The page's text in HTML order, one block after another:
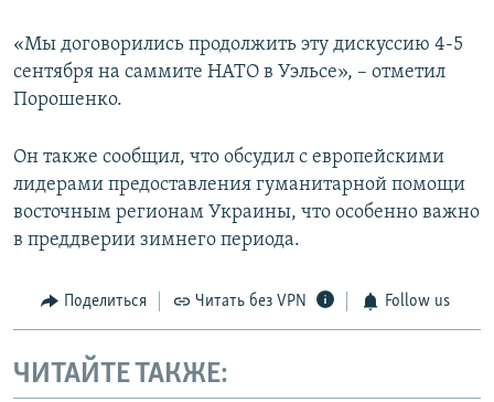
«Мы договорились продолжить эту дискуссию 4-5
сентября на саммите НАТО в Уэльсе», – отметил
Порошенко.
Он также сообщил, что обсудил с европейскими
лидерами предоставления гуманитарной помощи
восточным регионам Украины, что особенно важно
в преддверии зимнего периода.
Поделиться Читать без VPN Follow us
ЧИТАЙТЕ ТАКЖЕ: